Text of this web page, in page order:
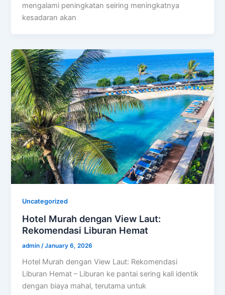
mengalami peningkatan seiring meningkatnya
kesadaran akan
Uncategorized
Hotel Murah dengan View Laut:
Rekomendasi Liburan Hemat
admin /January 6, 2026
Hotel Murah dengan View Laut: Rekomendasi
Liburan Hemat – Liburan ke pantai sering kali identik
dengan biaya mahal, terutama untuk